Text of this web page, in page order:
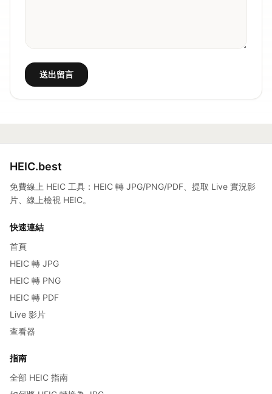
送出留言
HEIC.best
免費線上 HEIC 工具：HEIC 轉 JPG/PNG/PDF、提取 Live 實況影
片、線上檢視 HEIC。
快速連結
首頁
HEIC 轉 JPG
HEIC 轉 PNG
HEIC 轉 PDF
Live 影片
查看器
指南
全部 HEIC 指南